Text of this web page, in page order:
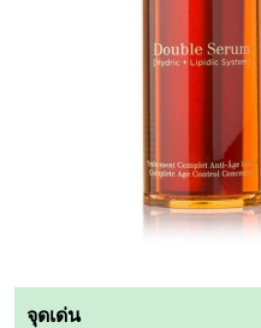
จุดเด่น